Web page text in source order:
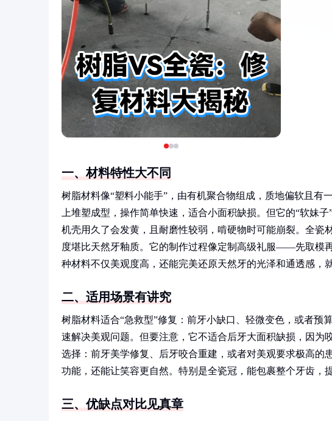
一、材料特性大不同
树脂材料像“塑料小能手”，由有机聚合物组成，质地偏软且
上堆塑成型，操作简单快速，适合小面积缺损。但它的“软妹
机壳用久了会发黄，且耐磨性较弱，啃硬物时可能崩裂。全瓷
度堪比天然牙釉质。它的制作过程像定制高级礼服——先取模
种材料不仅美观度高，还能完美还原天然牙的光泽和通透感，
二、适用场景有讲究
树脂材料适合“急救型”修复：前牙小缺口、轻微变色，或者预
速解决美观问题。但要注意，它不适合后牙大面积缺损，因为
选择：前牙美学修复、后牙咬合重建，或者对美观要求极高的
功能，还能让笑容更自然。特别是全瓷冠，能包裹整个牙齿，
三、优缺点对比见真章